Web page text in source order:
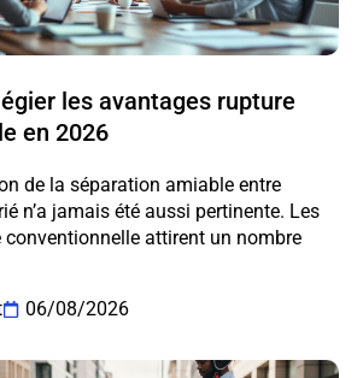
les avantages rupture
en 2026
de la séparation amiable entre
n’a jamais été aussi pertinente. Les
attirent un nombre
06/08/2026